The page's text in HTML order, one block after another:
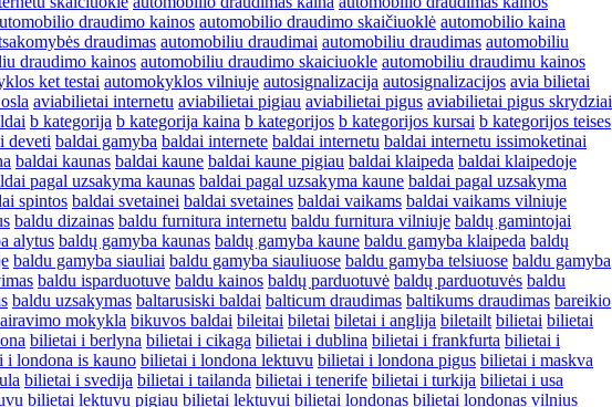
draudimo kainos automobilio draudimo skaičiuoklė automobilio kaina
draudimas automobiliu draudimai automobiliu draudimas automobiliu
draudimo kainos automobiliu draudimo skaiciuokle automobiliu draudimu kainos
ket testai automokyklos vilniuje autosignalizacija autosignalizacijos avia bilietai
aviabilietai internetu aviabilietai pigiau aviabilietai pigus aviabilietai pigus skrydziai
b kategorija b kategorija kaina b kategorijos b kategorijos kursai b kategorijos teises
deveti baldai gamyba baldai internete baldai internetu baldai internetu issimoketinai
baldai kaunas baldai kaune baldai kaune pigiau baldai klaipeda baldai klaipedoje
pagal uzsakyma kaunas baldai pagal uzsakyma kaune baldai pagal uzsakyma
spintos baldai svetainei baldai svetaines baldai vaikams baldai vaikams vilniuje
baldu dizainas baldu furnitura internetu baldu furnitura vilniuje baldų gamintojai
alytus baldų gamyba kaunas baldų gamyba kaune baldu gamyba klaipeda baldų
baldu gamyba siauliai baldu gamyba siauliuose baldu gamyba telsiuose baldu gamyba
baldu isparduotuve baldu kainos baldų parduotuvė baldų parduotuvės baldu
baldu uzsakymas baltarusiski baldai balticum draudimas baltikums draudimas bareikio
mokykla bikuvos baldai bileitai biletai biletai i anglija biletailt bilietai bilietai
bilietai i berlyna bilietai i cikaga bilietai i dublina bilietai i frankfurta bilietai i
i londona is kauno bilietai i londona lektuvu bilietai i londona pigus bilietai i maskva
bilietai i svedija bilietai i tailanda bilietai i tenerife bilietai i turkija bilietai i usa
bilietai lektuvu pigiau bilietai lektuvui bilietai londonas bilietai londonas vilnius